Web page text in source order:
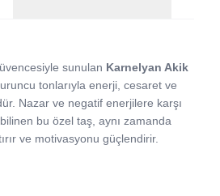
sunulan Karnelyan Akik
turuncu tonlarıyla enerji, cesaret ve
Nazar ve negatif enerjilere karşı
bu özel taş, aynı zamanda
ve motivasyonu güçlendirir.